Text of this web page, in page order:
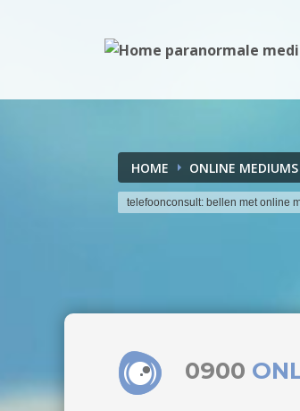
HOME ONLINE MEDIUMS
telefoonconsult: bellen met online
0900